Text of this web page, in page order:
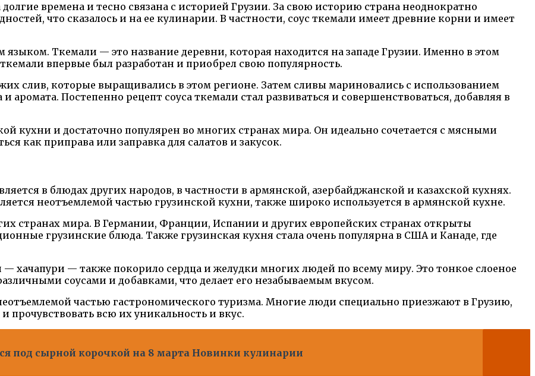
времена и тесно связана с историей Грузии. За свою историю страна неоднократно
что сказалось и на ее кулинарии. В частности, соус ткемали имеет древние корни и имеет
языком. Ткемали — это название деревни, которая находится на западе Грузии. Именно в этом
впервые был разработан и приобрел свою популярность.
слив, которые выращивались в этом регионе. Затем сливы мариновались с использованием
аромата. Постепенно рецепт соуса ткемали стал развиваться и совершенствоваться, добавляя в
кухни и достаточно популярен во многих странах мира. Он идеально сочетается с мясными
как приправа или заправка для салатов и закусок.
в блюдах других народов, в частности в армянской, азербайджанской и казахской кухнях.
неотъемлемой частью грузинской кухни, также широко используется в армянской кухне.
странах мира. В Германии, Франции, Испании и других европейских странах открыты
грузинские блюда. Также грузинская кухня стала очень популярна в США и Канаде, где
хачапури — также покорило сердца и желудки многих людей по всему миру. Это тонкое слоеное
соусами и добавками, что делает его незабываемым вкусом.
частью гастрономического туризма. Многие люди специально приезжают в Грузию,
всю их уникальность и вкус.
под сырной корочкой на 8 марта Новинки кулинарии